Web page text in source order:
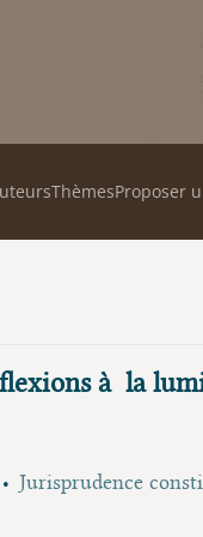
ThèmesProposer
à la
Jurisprudence